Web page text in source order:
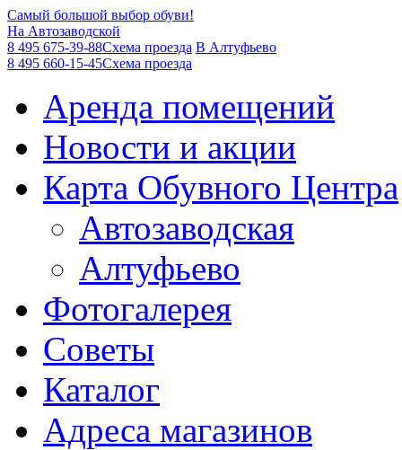
Самый большой выбор обуви!
На Автозаводской
8 495 675-39-88Схема проезда В Алтуфьево
8 495 660-15-45Схема проезда
Аренда помещений
Новости и акции
Карта Обувного Центра
Автозаводская
Алтуфьево
Фотогалерея
Советы
Каталог
Адреса магазинов